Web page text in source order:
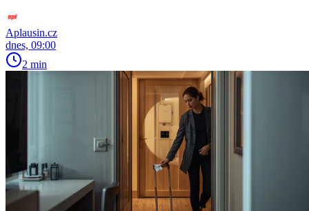
Aplausin.cz
dnes, 09:00
2 min